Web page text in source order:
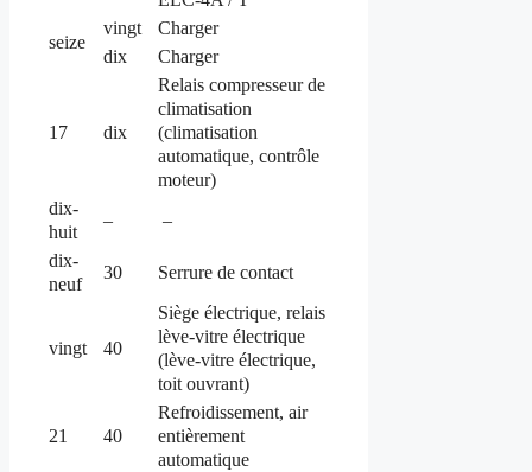
seize
vingt
Charger
dix
Charger
17 dix
Relais compresseur de
climatisation
(climatisation
automatique, contrôle
moteur)
dix-
huit
–
–
dix-
neuf
30 Serrure de contact
vingt 40
Siège électrique, relais
lève-vitre électrique
(lève-vitre électrique,
toit ouvrant)
21 40
Refroidissement, air
entièrement
automatique